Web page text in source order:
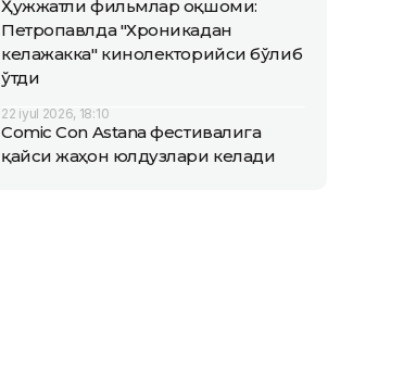
Ҳужжатли фильмлар оқшоми:
Петропавлда "Хроникадан
келажакка" кинолекторийси бўлиб
ўтди
22 iyul 2026, 18:10
Comic Con Astana фестивалига
қайси жаҳон юлдузлари келади